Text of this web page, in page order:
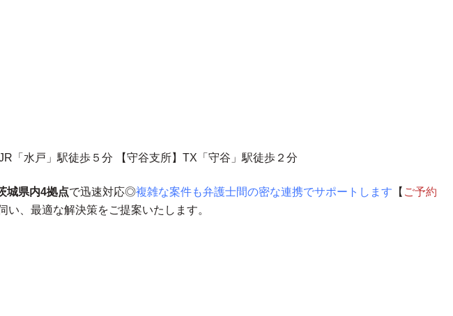
「水戸」駅徒歩５分 【守谷支所】TX「守谷」駅徒歩２分
城県内4拠点で迅速対応◎複雑な案件も弁護士間の密な連携でサポートします 【 ご予約
、最適な解決策をご提案いたします。